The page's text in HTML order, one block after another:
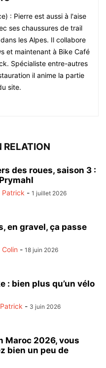
: Pierre est aussi à l'aise
ses chaussures de trail
les Alpes. Il collabore
et maintenant à Bike Café
Spécialiste entre-autres
il anime la partie
site.
RELATION
des roues, saison 3 :
Patrick - 1 juillet 2026
en gravel, ça passe
Colin - 18 juin 2026
: bien plus qu’un vélo
Patrick - 3 juin 2026
Maroc 2026, vous
bien un peu de